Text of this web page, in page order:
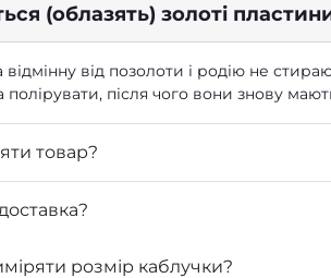
(облазять) золоті
від позолоти і родію не
полірувати, після чого вони знову
товар?
розмір каблучки?